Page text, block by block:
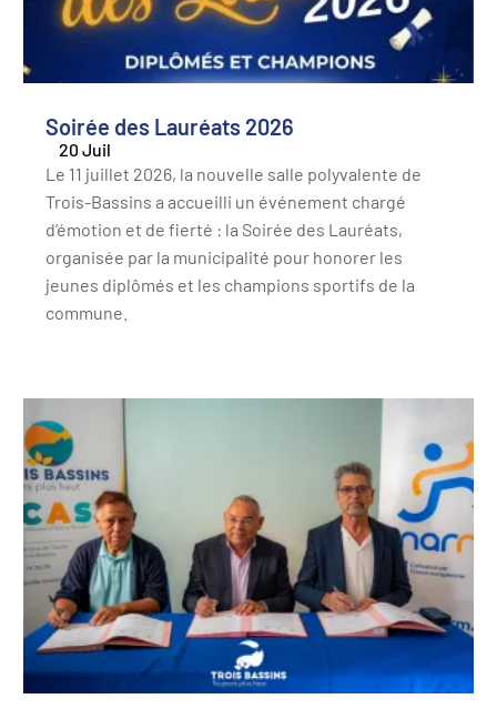
Soirée des Lauréats 2026
20 Juil
Le 11 juillet 2026, la nouvelle salle polyvalente de
Trois-Bassins a accueilli un événement chargé
d’émotion et de fierté : la Soirée des Lauréats,
organisée par la municipalité pour honorer les
jeunes diplômés et les champions sportifs de la
commune.